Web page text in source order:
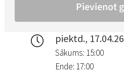
piektd., 17.04.26
Sākums: 15:00
Ende: 17:00